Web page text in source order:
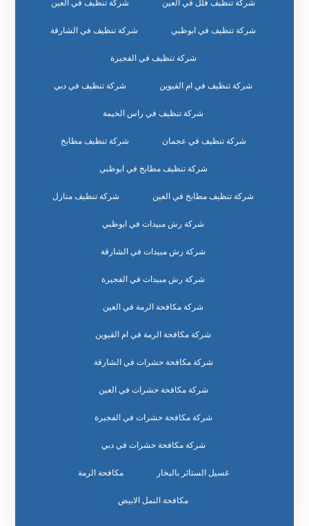
شركة تنظيف فلل في العين شركة تنظيف في العين
شركة تنظيف في ابوظبي شركة تنظيف في الشارقة
شركة تنظيف في الفجيرة
شركة تنظيف في ام القيوين شركة تنظيف في دبي
شركة تنظيف في راس الخيمة
شركة تنظيف في عجمان شركة تنظيف مطابخ
شركة تنظيف مطابخ في ابوظبي
شركة تنظيف مطابخ في العين شركة تنظيف منازل
شركة رش مبيدات في ابوظبي
شركة رش مبيدات في الشارقة
شركة رش مبيدات في الفجيرة
شركة مكافحة الرمة في العين
شركة مكافحة الرمة في ام القيوين
شركة مكافحة حشرات في الشارقة
شركة مكافحة حشرات في العين
شركة مكافحة حشرات في الفجيرة
شركة مكافحة حشرات في دبي
غسيل الستائر بالبخار مكافحة الرمة
مكافحة النمل الابيض